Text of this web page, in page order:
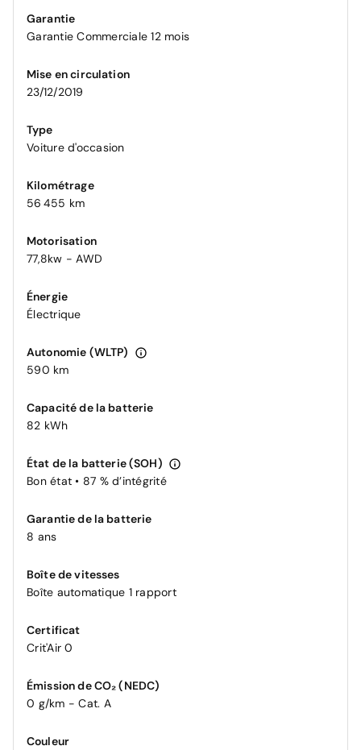
Garantie
Garantie Commerciale 12 mois
Mise en circulation
23/12/2019
Type
Voiture d'occasion
Kilométrage
56 455 km
Motorisation
77,8kw - AWD
Énergie
Électrique
Autonomie (WLTP)
590 km
Capacité de la batterie
82 kWh
État de la batterie (SOH)
Bon état • 87 % d’intégrité
Garantie de la batterie
8 ans
Boîte de vitesses
Boîte automatique 1 rapport
Certificat
Crit'Air 0
Émission de CO₂ (NEDC)
0 g/km - Cat. A
Couleur